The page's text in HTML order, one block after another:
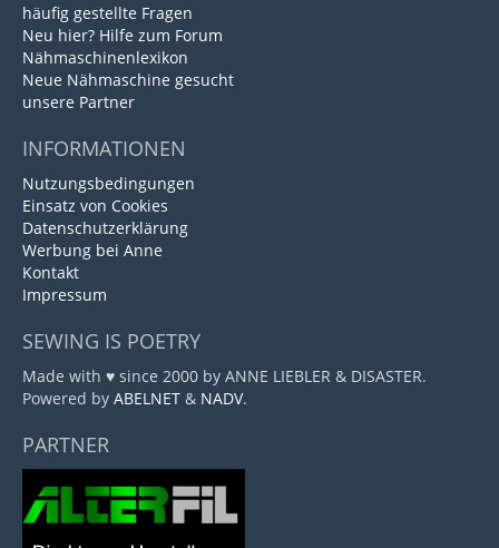
häufig gestellte Fragen
Neu hier? Hilfe zum Forum
Nähmaschinenlexikon
Neue Nähmaschine gesucht
unsere Partner
INFORMATIONEN
Nutzungsbedingungen
Einsatz von Cookies
Datenschutzerklärung
Werbung bei Anne
Kontakt
Impressum
SEWING IS POETRY
Made with ♥ since 2000 by ANNE LIEBLER & DISASTER.
Powered by ABELNET & NADV.
PARTNER